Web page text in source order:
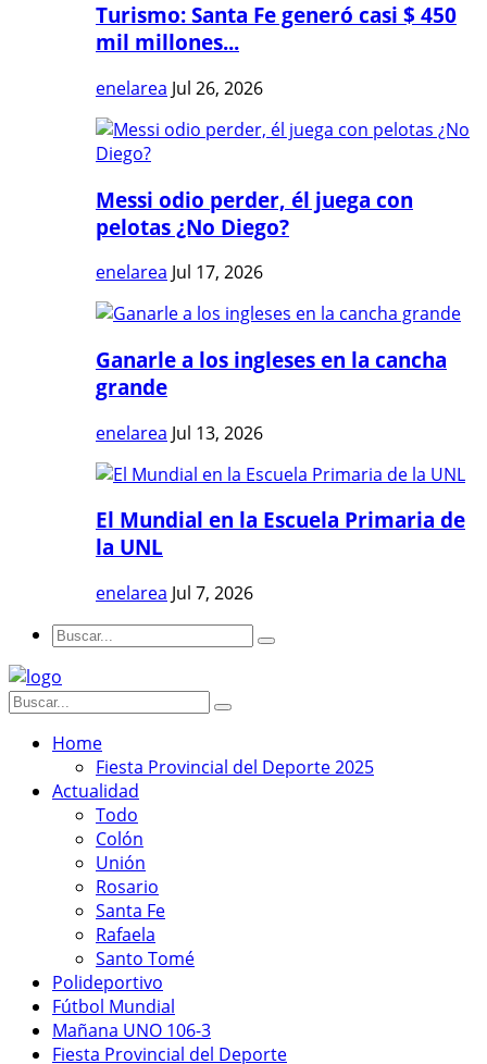
Turismo: Santa Fe generó casi $ 450
mil millones...
enelarea Jul 26, 2026
Messi odio perder, él juega con
pelotas ¿No Diego?
enelarea Jul 17, 2026
Ganarle a los ingleses en la cancha
grande
enelarea Jul 13, 2026
El Mundial en la Escuela Primaria de
la UNL
enelarea Jul 7, 2026
Home
Fiesta Provincial del Deporte 2025
Actualidad
Todo
Colón
Unión
Rosario
Santa Fe
Rafaela
Santo Tomé
Polideportivo
Fútbol Mundial
Mañana UNO 106-3
Fiesta Provincial del Deporte